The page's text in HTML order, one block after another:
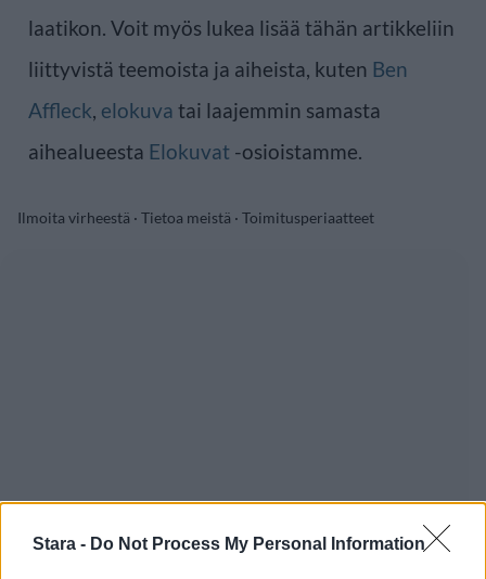
Stara - Do Not Process My Personal Information
laatikon. Voit myös lukea lisää tähän artikkeliin
liittyvistä teemoista ja aiheista, kuten Ben
Affleck, elokuva tai laajemmin samasta
aihealueesta Elokuvat -osioistamme.
Ilmoita virheestä · Tietoa meistä · Toimitusperiaatteet